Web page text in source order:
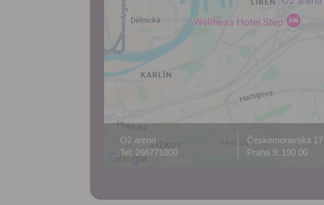
O2 arena
Tel: 266771000
Českomoravská 17
Praha 9, 190 00